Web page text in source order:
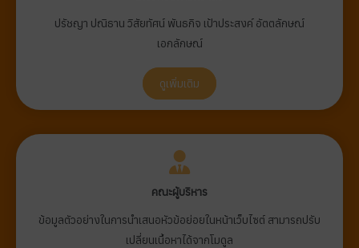
ปรัชญา ปณิธาน วิสัยทัศน์ พันธกิจ เป้าประสงค์ อัตตลักษณ์
เอกลักษณ์
ดูเพิ่มเติม
คณะผู้บริหาร
ข้อมูลตัวอย่างในการนำเสนอหัวข้อย่อยในหน้าเว็บไซต์ สามารถปรับ
เปลี่ยนเนื้อหาได้จากโมดูล